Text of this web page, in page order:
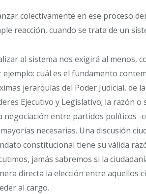
colectivamente en ese proceso
reacción, cuando se trata de un
al sistema nos exigirá al menos,
ejemplo: cuál es el fundamento
jerarquías del Poder Judicial, de
Ejecutivo y Legislativo; la razón
negociación entre partidos políticos
necesarias. Una discusión
constitucional tiene su válida
jamás sabremos si la
directa la elección entre aquellos
al cargo.